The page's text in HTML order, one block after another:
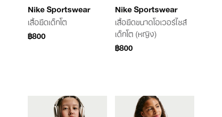
Nike Sportswear
เสื้อยืดเด็กโต
฿800
Nike Sportswear
เสื้อยืดขนาดโอเวอร์ไซส์
เด็กโต (หญิง)
฿800